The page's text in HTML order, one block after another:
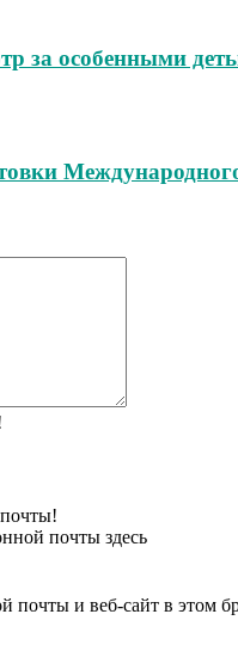
за особенными
почты здесь
почты и веб-сайт в этом